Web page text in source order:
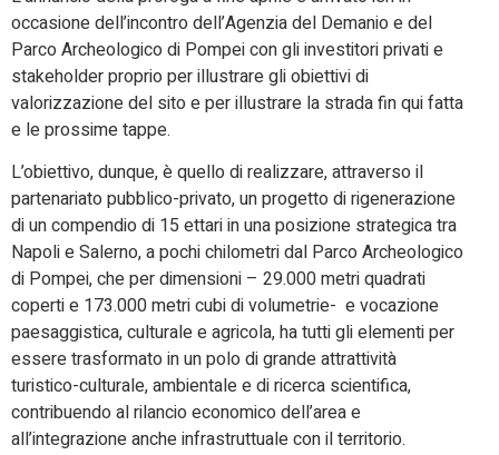
occasione dell’incontro dell’Agenzia del Demanio e del
Parco Archeologico di Pompei con gli investitori privati e
stakeholder proprio per illustrare gli obiettivi di
valorizzazione del sito e per illustrare la strada fin qui fatta
e le prossime tappe.
L’obiettivo, dunque, è quello di realizzare, attraverso il
partenariato pubblico-privato, un progetto di rigenerazione
di un compendio di 15 ettari in una posizione strategica tra
Napoli e Salerno, a pochi chilometri dal Parco Archeologico
di Pompei, che per dimensioni – 29.000 metri quadrati
coperti e 173.000 metri cubi di volumetrie- e vocazione
paesaggistica, culturale e agricola, ha tutti gli elementi per
essere trasformato in un polo di grande attrattività
turistico-culturale, ambientale e di ricerca scientifica,
contribuendo al rilancio economico dell’area e
all’integrazione anche infrastruttuale con il territorio.